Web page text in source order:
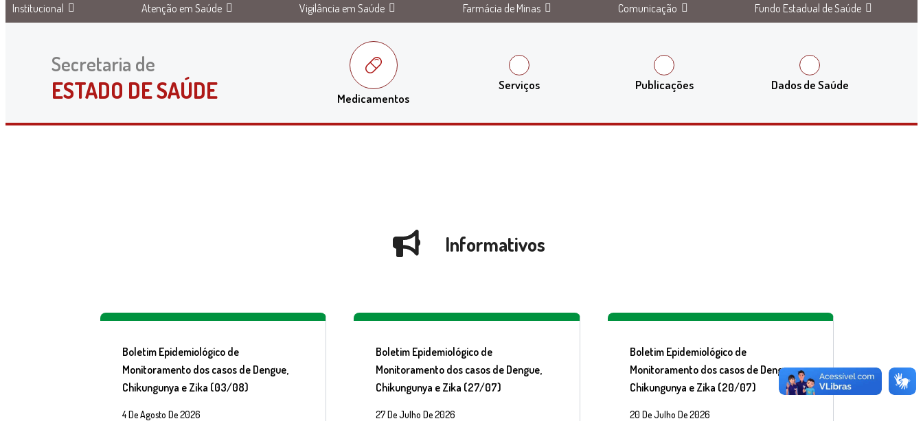
Institucional Atenção em Saúde Vigilância em Saúde Farmácia de Minas Comunicação Fundo Estadual de Saúde
Secretaria de
ESTADO DE SAÚDE Medicamentos
Serviços Publicações Dados de Saúde
Informativos
Boletim Epidemiológico de
Monitoramento dos casos de Dengue,
Chikungunya e Zika (03/08)
4 De Agosto De 2026
Boletim Epidemiológico de
Monitoramento dos casos de Dengue,
Chikungunya e Zika (27/07)
27 De Julho De 2026
Boletim Epidemiológico de
Monitoramento dos casos de Dengue,
Chikungunya e Zika (20/07)
20 De Julho De 2026